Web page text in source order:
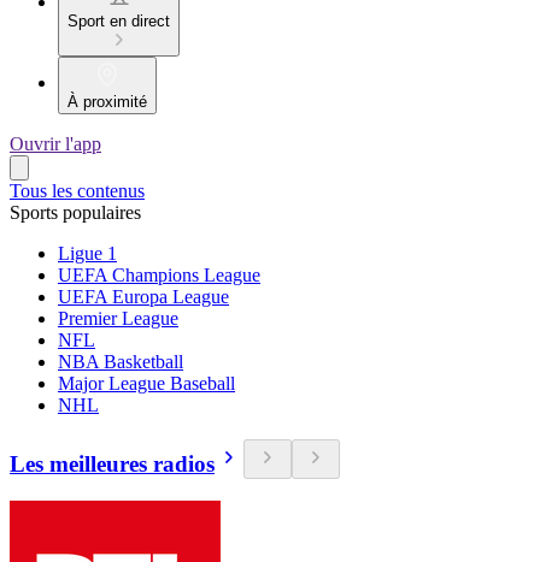
Sport en direct
À proximité
Ouvrir l'app
Tous les contenus
Sports populaires
Ligue 1
UEFA Champions League
UEFA Europa League
Premier League
NFL
NBA Basketball
Major League Baseball
NHL
Les meilleures radios